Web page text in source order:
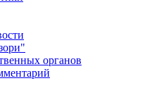
органов